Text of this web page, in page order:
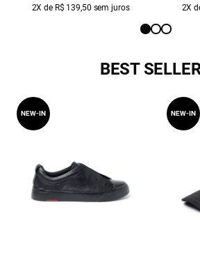
2X de R$ 139,50 sem juros 2X
BEST
NEW-IN NEW-IN